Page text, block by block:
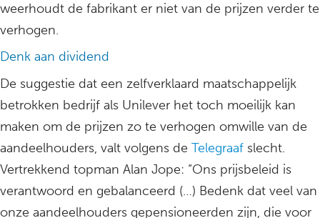
weerhoudt de fabrikant er niet van de prijzen verder te
verhogen.
Denk aan dividend
De suggestie dat een zelfverklaard maatschappelijk
betrokken bedrijf als Unilever het toch moeilijk kan
maken om de prijzen zo te verhogen omwille van de
aandeelhouders, valt volgens de Telegraaf slecht.
Vertrekkend topman Alan Jope: “Ons prijsbeleid is
verantwoord en gebalanceerd (…) Bedenk dat veel van
onze aandeelhouders gepensioneerden zijn, die voor